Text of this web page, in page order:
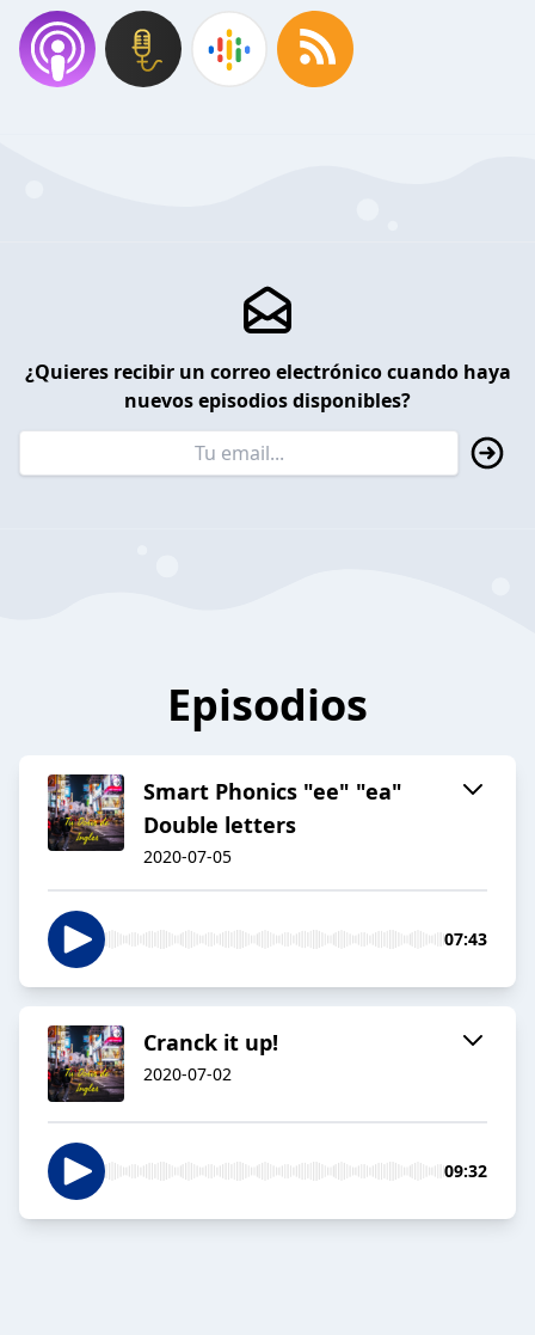
¿Quieres recibir un correo electrónico cuando haya
nuevos episodios disponibles?
Episodios
Smart Phonics "ee" "ea"
Double letters
2020-07-05
07:43
Cranck it up!
2020-07-02
09:32